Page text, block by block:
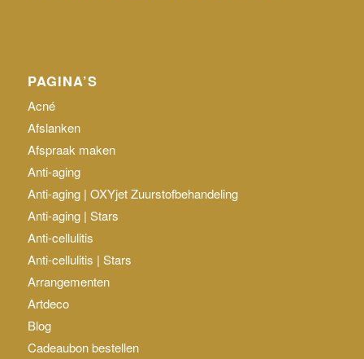
PAGINA’S
Acné
Afslanken
Afspraak maken
Anti-aging
Anti-aging | OXYjet Zuurstofbehandeling
Anti-aging | Stars
Anti-cellulitis
Anti-cellulitis | Stars
Arrangementen
Artdeco
Blog
Cadeaubon bestellen